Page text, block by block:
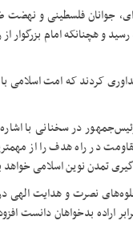
جوانان فلسطینی و نهضت
و هچنانکه امام
کردند که امت
در سخنانی با
در راه هدف را از
تمدن نوین اسلامی خواهد
نصرت و هدایت الهی
اراده بدخواهان دانست